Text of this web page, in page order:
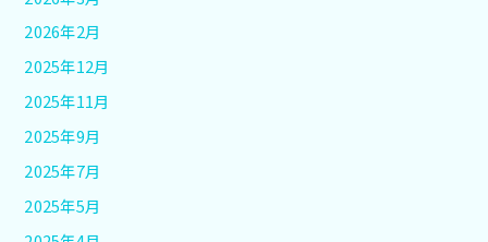
2026年2月
2025年12月
2025年11月
2025年9月
2025年7月
2025年5月